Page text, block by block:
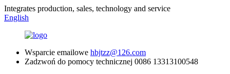
Integrates production, sales, technology and service
English
Wsparcie emailowe hbjtzz@126.com
Zadzwoń do pomocy technicznej 0086 13313100548